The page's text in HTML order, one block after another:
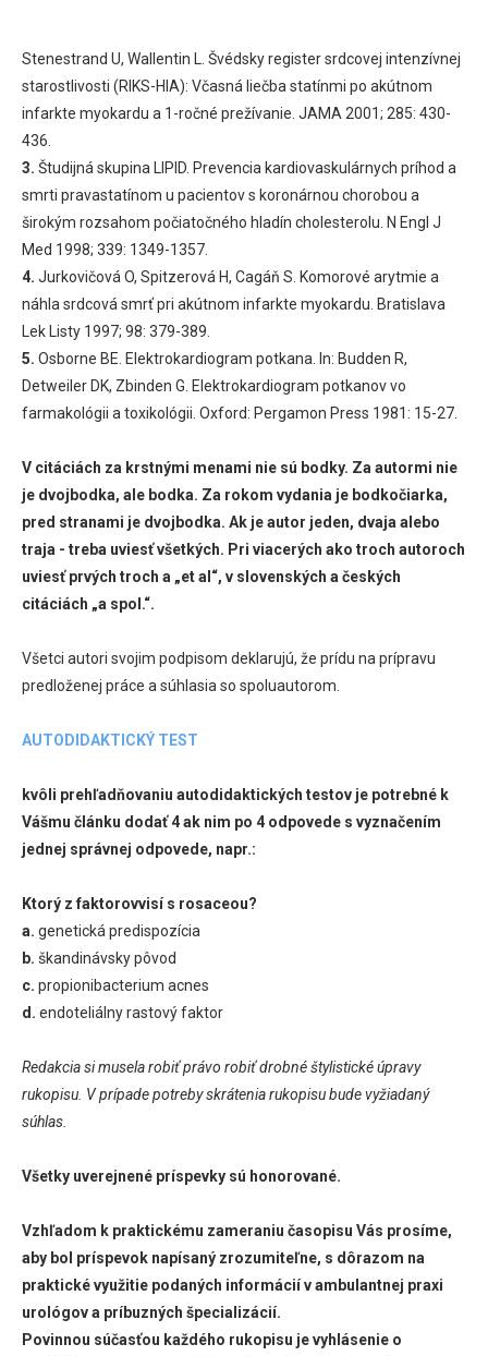
Stenestrand U, Wallentin L. Švédsky register srdcovej intenzívnej
starostlivosti (RIKS-HIA): Včasná liečba statínmi po akútnom
infarkte myokardu a 1-ročné prežívanie. JAMA 2001; 285: 430-
436.
3. Študijná skupina LIPID. Prevencia kardiovaskulárnych príhod a
smrti pravastatínom u pacientov s koronárnou chorobou a
širokým rozsahom počiatočného hladín cholesterolu. N Engl J
Med 1998; 339: 1349-1357.
4. Jurkovičová O, Spitzerová H, Cagáň S. Komorové arytmie a
náhla srdcová smrť pri akútnom infarkte myokardu. Bratislava
Lek Listy 1997; 98: 379-389.
5. Osborne BE. Elektrokardiogram potkana. In: Budden R,
Detweiler DK, Zbinden G. Elektrokardiogram potkanov vo
farmakológii a toxikológii. Oxford: Pergamon Press 1981: 15-27.
V citáciách za krstnými menami nie sú bodky. Za autormi nie
je dvojbodka, ale bodka. Za rokom vydania je bodkočiarka,
pred stranami je dvojbodka. Ak je autor jeden, dvaja alebo
traja - treba uviesť všetkých. Pri viacerých ako troch autoroch
uviesť prvých troch a „et al“, v slovenských a českých
citáciách „a spol.“.
Všetci autori svojim podpisom deklarujú, že prídu na prípravu
predloženej práce a súhlasia so spoluautorom.
AUTODIDAKTICKÝ TEST
kvôli prehľadňovaniu autodidaktických testov je potrebné k
Vášmu článku dodať 4 ak nim po 4 odpovede s vyznačením
jednej správnej odpovede, napr.:
Ktorý z faktorovvisí s rosaceou?
a. genetická predispozícia
b. škandinávsky pôvod
c. propionibacterium acnes
d. endoteliálny rastový faktor
Redakcia si musela robiť právo robiť drobné štylistické úpravy
rukopisu. V prípade potreby skrátenia rukopisu bude vyžiadaný
súhlas.
Všetky uverejnené príspevky sú honorované.
Vzhľadom k praktickému zameraniu časopisu Vás prosíme,
aby bol príspevok napísaný zrozumiteľne, s dôrazom na
praktické využitie podaných informácií v ambulantnej praxi
urológov a príbuzných špecializácií.
Povinnou súčasťou každého rukopisu je vyhlásenie o